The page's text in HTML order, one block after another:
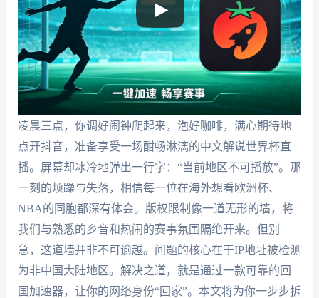
凌晨三点，你调好闹钟爬起来，泡好咖啡，满心期待地
点开抖音，准备享受一场酣畅淋漓的中文解说世界杯直
播。屏幕却冰冷地弹出一行字：“当前地区不可播放”。那
一刻的烦躁与失落，相信每一位在海外想看欧洲杯、
NBA的同胞都深有体会。版权限制像一道无形的墙，将
我们与熟悉的乡音和热闹的赛事氛围隔绝开来。但别
急，这道墙并非不可逾越。问题的核心在于IP地址被检测
为非中国大陆地区。解决之道，就是通过一款可靠的回
国加速器，让你的网络身份“回家”。本文将为你一步步拆